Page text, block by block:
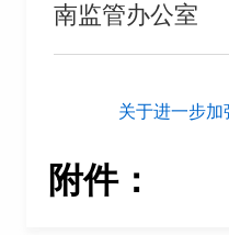
南监管办公室
关于进一步
附件：